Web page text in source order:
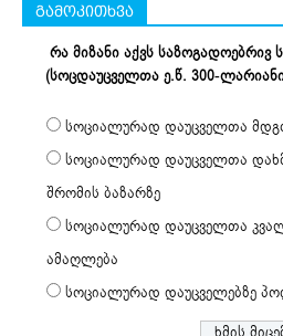
გამოკითხვა
რა მიზანი აქვს საზოგადოებრივ
(სოცდაუცველთა ე.წ. 300-
სოციალურად დაუცველთა
სოციალურად დაუცველთა
შრომის ბაზარზე
სოციალურად დაუცველთა
ამაღლება
სოციალურად დაუცველებზე